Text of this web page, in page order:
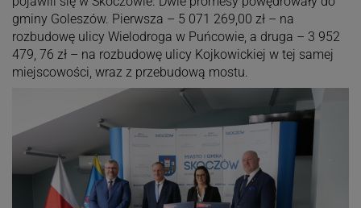
gminy Goleszów. Pierwsza – 5 071 269,00 zł – na
rozbudowę ulicy Wielodroga w Puńcowie, a druga – 3 952
479, 76 zł – na rozbudowę ulicy Kojkowickiej w tej samej
miejscowości, wraz z przebudową mostu.